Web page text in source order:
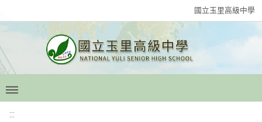
國立玉里高級中學
:::